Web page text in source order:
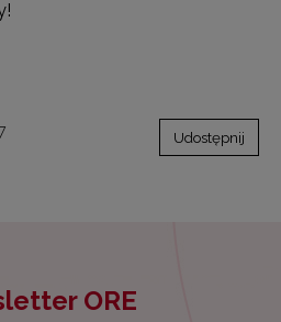
Udostępnij
ORE